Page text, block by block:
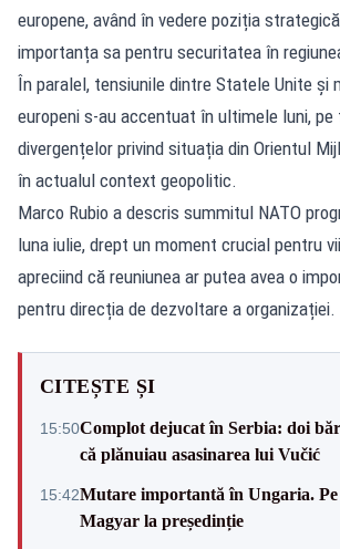
europene, având în vedere poziția
importanța sa pentru securitatea în
În paralel, tensiunile dintre Statele Unite și
europeni s-au accentuat în ultimele luni, pe
divergențelor privind situația din Orientul
în actualul context geopolitic.
Marco Rubio a descris summitul NATO
luna iulie, drept un moment crucial pentru
apreciind că reuniunea ar putea avea o
pentru direcția de dezvoltare a organizației.
CITEȘTE ȘI
15:50Complot dejucat în Serbia: doi
că plănuiau asasinarea lui Vučić
15:42Mutare importantă în Ungaria. Pe
Magyar la președinție